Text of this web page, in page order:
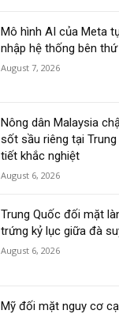
Mô hình AI của Meta
nhập hệ thống bên
August 7, 2026
Nông dân Malaysia
sốt sầu riêng tại
tiết khắc nghiệt
August 6, 2026
Trung Quốc đối mặt
trứng kỷ lục giữa đà
August 6, 2026
Mỹ đối mặt nguy cơ